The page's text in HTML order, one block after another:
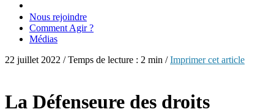
Nous rejoindre
Comment Agir ?
Médias
22 juillet 2022 / Temps de lecture : 2 min /Imprimer cet article
La Défenseure des droits